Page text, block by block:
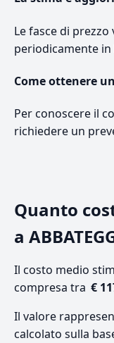
Le fasce di
periodicamente in
Come ottenere
Per conoscere il
richiedere un
Quanto
a
Il costo medio
compresa tra €
Il valore
calcolato sulla